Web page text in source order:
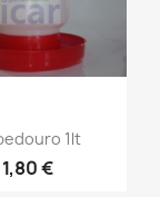
1lt
1,80 €